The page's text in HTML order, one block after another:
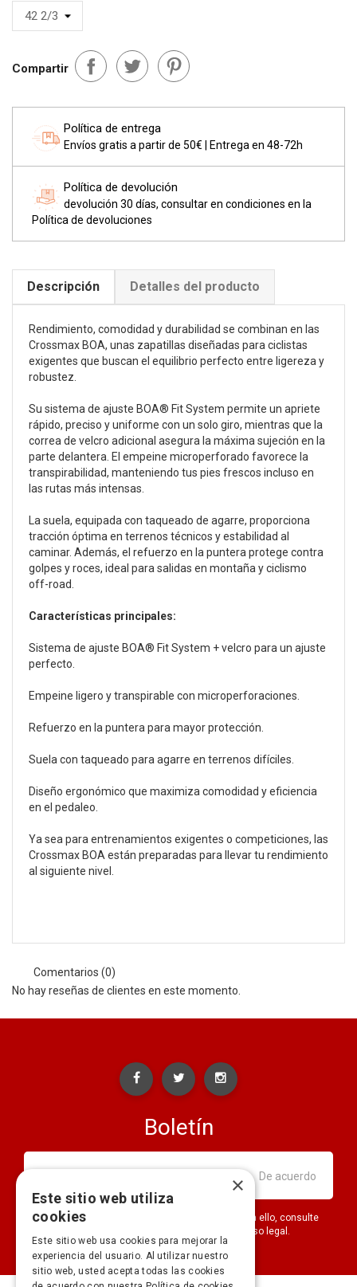
Compartir
Política de entrega
Envíos gratis a partir de 50€ | Entrega en 48-72h
Política de devolución
devolución 30 días, consultar en condiciones en la
Política de devoluciones
Descripción Detalles del producto
Rendimiento, comodidad y durabilidad se combinan en las
Crossmax BOA, unas zapatillas diseñadas para ciclistas
exigentes que buscan el equilibrio perfecto entre ligereza y
robustez.
Su sistema de ajuste BOA® Fit System permite un apriete
rápido, preciso y uniforme con un solo giro, mientras que la
correa de velcro adicional asegura la máxima sujeción en la
parte delantera. El empeine microperforado favorece la
transpirabilidad, manteniendo tus pies frescos incluso en
las rutas más intensas.
La suela, equipada con taqueado de agarre, proporciona
tracción óptima en terrenos técnicos y estabilidad al
caminar. Además, el refuerzo en la puntera protege contra
golpes y roces, ideal para salidas en montaña y ciclismo
off-road.
Características principales:
Sistema de ajuste BOA® Fit System + velcro para un ajuste
perfecto.
Empeine ligero y transpirable con microperforaciones.
Refuerzo en la puntera para mayor protección.
Suela con taqueado para agarre en terrenos difíciles.
Diseño ergonómico que maximiza comodidad y eficiencia
en el pedaleo.
Ya sea para entrenamientos exigentes o competiciones, las
Crossmax BOA están preparadas para llevar tu rendimiento
al siguiente nivel.
Comentarios (0)
No hay reseñas de clientes en este momento.
Boletín
Puede darse de baja en cualquier momento. Para ello, consulte
nuestra información de contacto en el aviso legal.
×
Este sitio web utiliza
cookies
Este sitio web usa cookies para mejorar la
experiencia del usuario. Al utilizar nuestro
sitio web, usted acepta todas las cookies